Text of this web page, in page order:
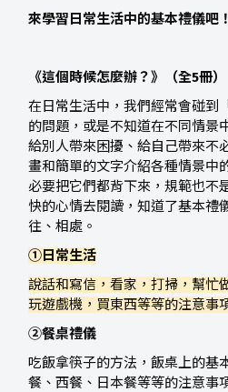
來學習日常生活中的基本禮儀吧！
《這個時候怎麼辦？》（全5冊）
在日常生活中，我們經常會碰到
的問題，或是不知道在不同情景
給別人帶來困擾、給自己帶來不
畫和簡單的文字介紹各種情景中
必要把它們都背下來，規範也不
快的心情去閱讀，知道了基本禮
往、相處。
①日常生活
說話和寫信，看家，打掃，幫忙
玩遊戲機，買東西等等的注意事
②餐桌禮儀
吃飯拿筷子的方法，飯桌上的基
餐、西餐、日本餐等等的注意事